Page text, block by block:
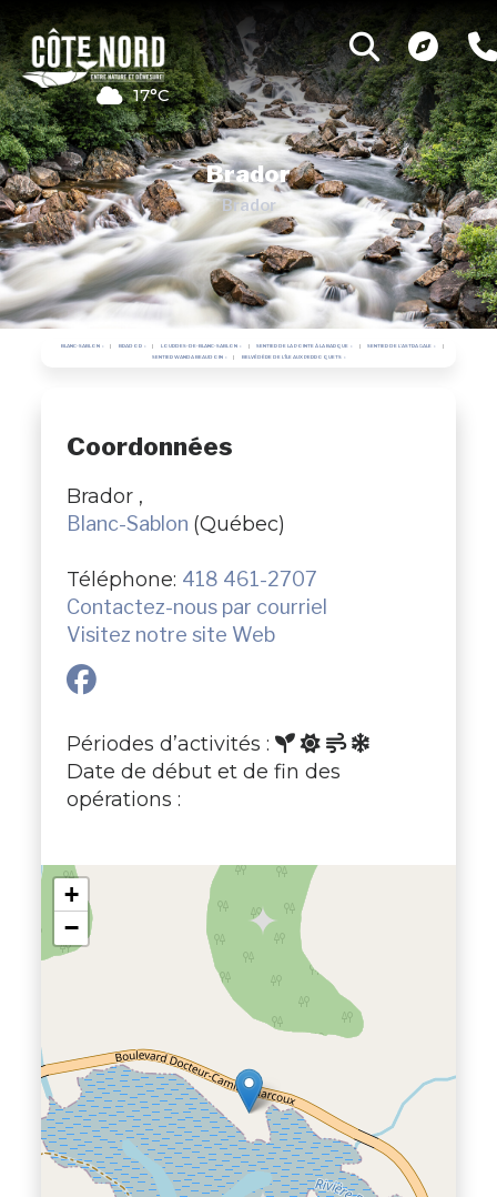
17°C
Brador
Brador
BLANC-SABLON BRADOR LOURDES-DE-BLANC-SABLON SENTIER DE LA POINTE À LA BARQUE SENTIER DE L'ASTRAGALE
SENTIER WANDA BEAUDOIN BELVÉDÈRE DE L'ÎLE AUX PERROQUETS
Coordonnées
Brador ,
Blanc-Sablon (Québec)
Téléphone: 418 461-2707
Contactez-nous par courriel
Visitez notre site Web
Périodes d’activités :
Date de début et de fin des
opérations :
+
−